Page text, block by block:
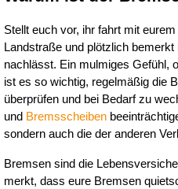
Stellt euch vor, ihr fahrt mit
Landstraße und plötzlich
nachlässt. Ein mulmiges Gefühl,
ist es so wichtig, regelmäßig die
überprüfen und bei Bedarf zu
und Bremsscheiben
sondern auch die der anderen
Bremsen sind die
merkt, dass eure Bremsen